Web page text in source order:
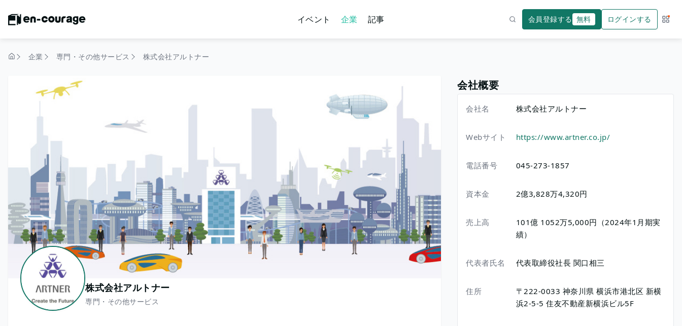
イベント 企業 記事 会員登録する 無料 ログインする サー
企業 専門・その他サービス 株式会社アルトナー
株式会社アルトナー
専門・その他サービス
会社概要
会社名 株式会社アルトナー
Webサイト https://www.artner.co.jp/
電話番号 045-273-1857
資本金 2億3,828万4,320円
売上高
101億 1052万5,000円（2024年1月期実
績）
代表者氏名 代表取締役社長 関口相三
住所 〒222-0033 神奈川県 横浜市港北区 新横
浜2-5-5 住友不動産新横浜ビル5F